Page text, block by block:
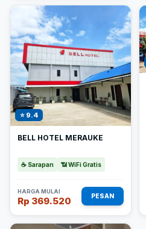
⭐ 9.4
BELL HOTEL MERAUKE
☕ Sarapan 📶 WiFi Gratis
HARGA MULAI
Rp 369.520 PESAN